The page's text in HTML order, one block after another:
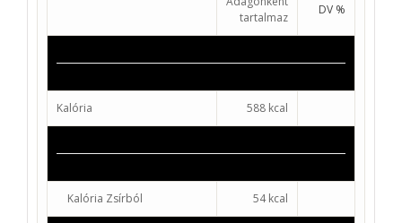
tartalmaz
DV %
Kalória 588 kcal
Kalória Zsírból 54 kcal